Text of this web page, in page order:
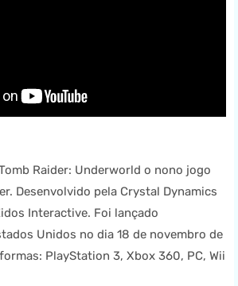
Raider: Underworld o nono jogo
Desenvolvido pela Crystal Dynamics
Interactive. Foi lançado
Unidos no dia 18 de novembro de
PlayStation 3, Xbox 360, PC, Wii